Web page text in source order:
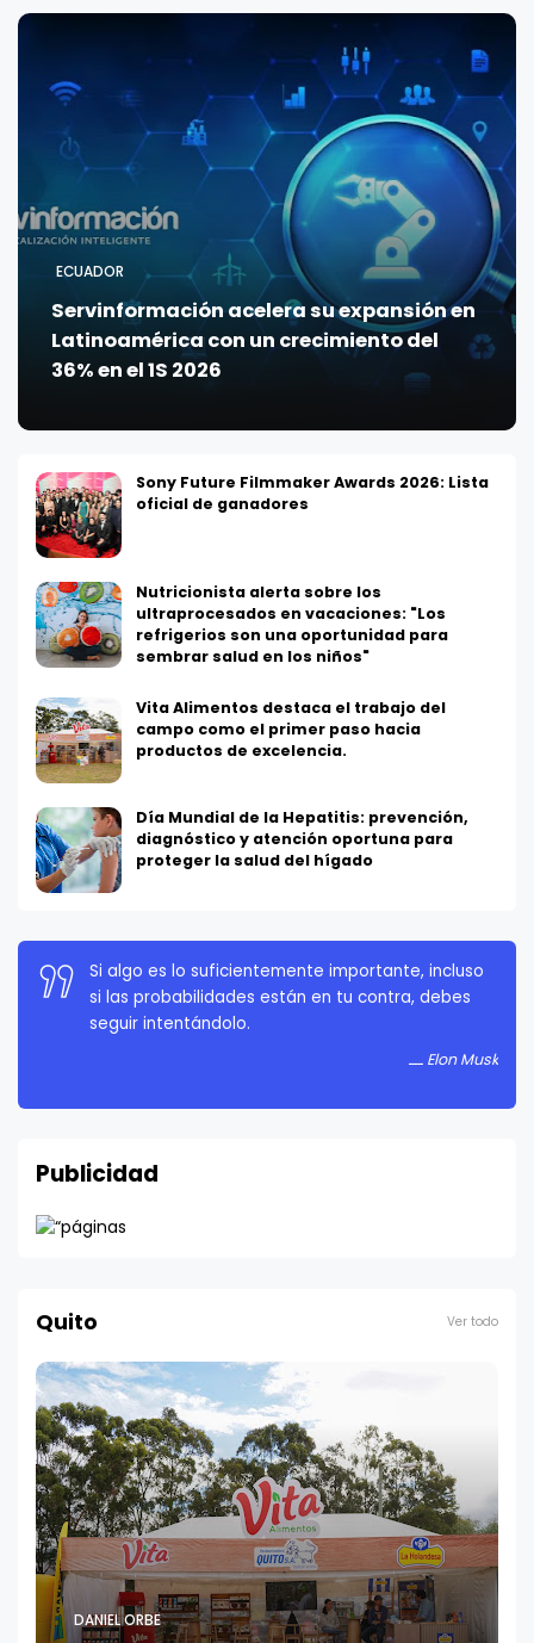
ECUADOR
Servinformación acelera su expansión en
Latinoamérica con un crecimiento del
36% en el 1S 2026
Sony Future Filmmaker Awards 2026: Lista
oficial de ganadores
Nutricionista alerta sobre los
ultraprocesados en vacaciones: "Los
refrigerios son una oportunidad para
sembrar salud en los niños"
Vita Alimentos destaca el trabajo del
campo como el primer paso hacia
productos de excelencia.
Día Mundial de la Hepatitis: prevención,
diagnóstico y atención oportuna para
proteger la salud del hígado
La persistencia es muy importante. No debes
rendirte a menos que estés obligado a rendirte.
Publicidad
Quito Ver todo
DANIEL ORBE